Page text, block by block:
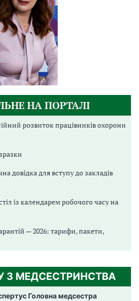
НА ПОРТАЛІ
розвиток працівників охорони
довідка для вступу до закладів
із календарем робочого часу на
— 2026: тарифи, пакети,
З МЕДСЕСТРИНСТВА
Головна медсестра